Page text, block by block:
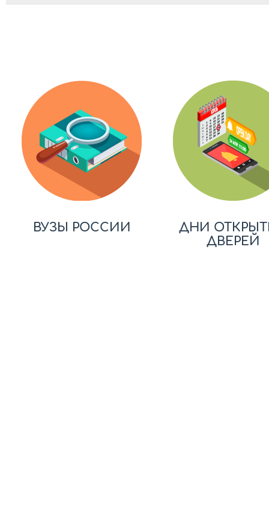
ВУЗЫ РОССИИ
ДНИ
ДВЕРЕЙ